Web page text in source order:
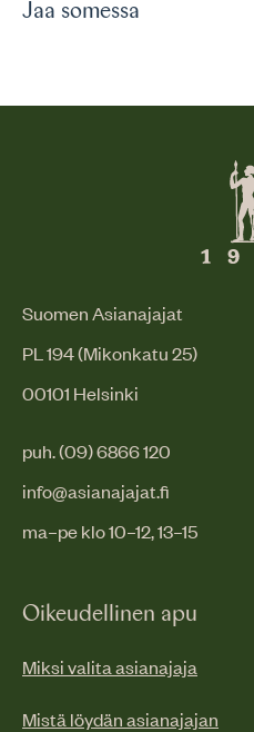
Jaa somessa
Suomen Asianajajat
PL 194 (Mikonkatu 25)
00101 Helsinki
puh. (09) 6866 120
info@asianajajat.fi
ma–pe klo 10–12, 13–15
Oikeudellinen apu
Miksi valita asianajaja
Mistä löydän asianajajan